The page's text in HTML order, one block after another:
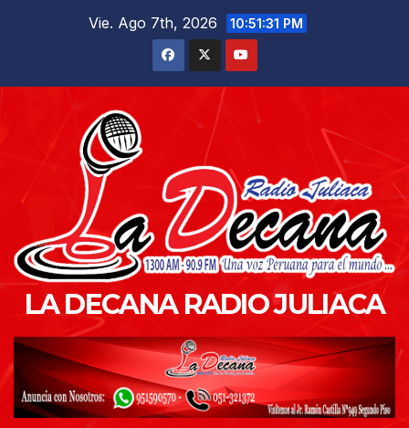
Vie. Ago 7th, 2026 10:51:32 PM
LA DECANA RADIO JULIACA